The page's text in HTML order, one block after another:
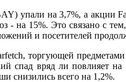
упали на 3,7%, а акции
- на 15%. Это связано с
и посетителей
торгующей
спад вряд ли повлияет
снизились всего на 1,2%.